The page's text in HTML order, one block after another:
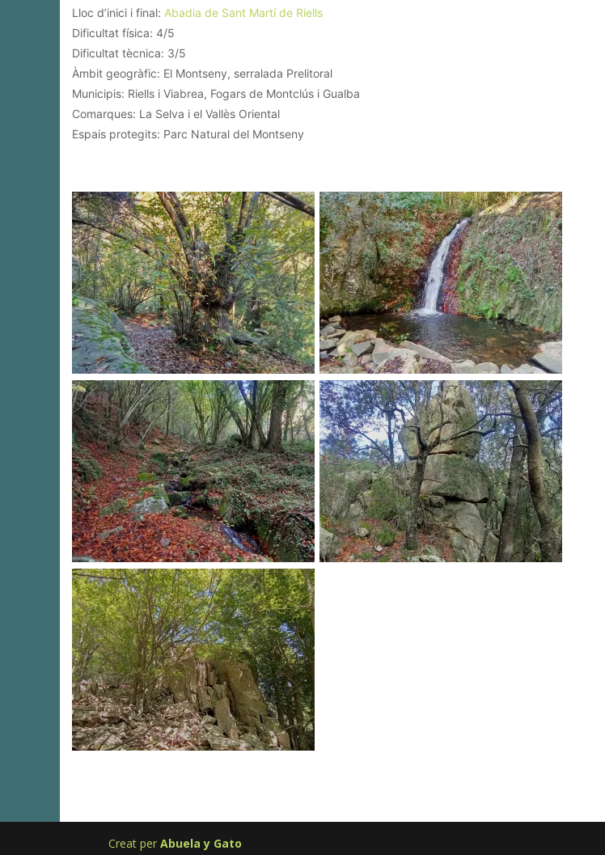
Lloc d’inici i final: Abadia de Sant Martí de Riells
Dificultat física: 4/5
Dificultat tècnica: 3/5
Àmbit geogràfic: El Montseny, serralada Prelitoral
Municipis: Riells i Viabrea, Fogars de Montclús i Gualba
Comarques: La Selva i el Vallès Oriental
Espais protegits: Parc Natural del Montseny
Creat perAbuela y Gato